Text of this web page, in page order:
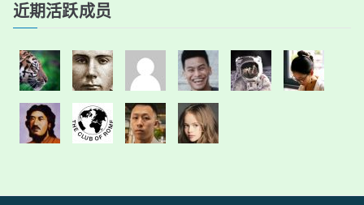
近期活跃成员